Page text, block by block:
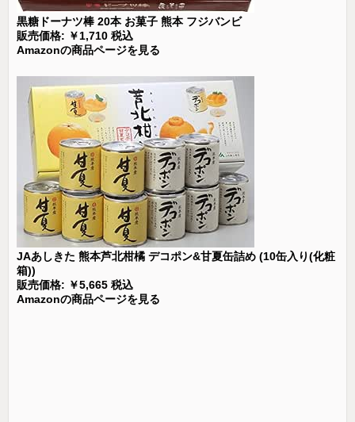
黒糖ドーナツ棒 20本 お菓子 熊本 フジバンビ
販売価格: ￥1,710 税込
Amazonの商品ページを見る
JAあしきた 熊本芦北柑橘 デコポン&甘夏缶詰め (10缶入り(化粧
箱))
販売価格: ￥5,665 税込
Amazonの商品ページを見る